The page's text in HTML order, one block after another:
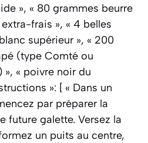
», « 80 grammes beurre
frais », « 4 belles
supérieur », « 200
(type Comté ou
», « poivre noir du
»: [ « Dans un
par préparer la
future galette. Versez la
un puits au centre,